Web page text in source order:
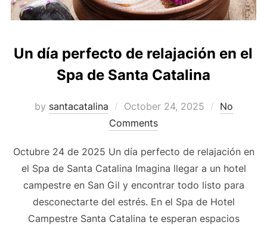
Un día perfecto de relajación en el
Spa de Santa Catalina
by santacatalina October 24, 2025
No
Comments
Octubre 24 de 2025 Un día perfecto de relajación en
el Spa de Santa Catalina Imagina llegar a un hotel
campestre en San Gil y encontrar todo listo para
desconectarte del estrés. En el Spa de Hotel
Campestre Santa Catalina te esperan espacios